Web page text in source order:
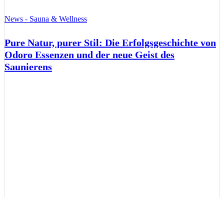
News - Sauna & Wellness
Pure Natur, purer Stil: Die Erfolgsgeschichte von
Odoro Essenzen und der neue Geist des
Saunierens